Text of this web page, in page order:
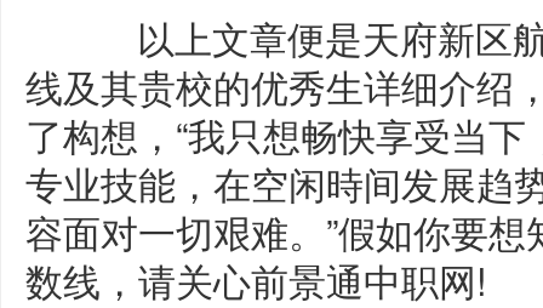
以上文章便是天府新区
线及其贵校的优秀生详细介绍
了构想，“我只想畅快享受当
专业技能，在空闲時间发展趋
容面对一切艰难。”假如你要想
数线，请关心前景通中职网!